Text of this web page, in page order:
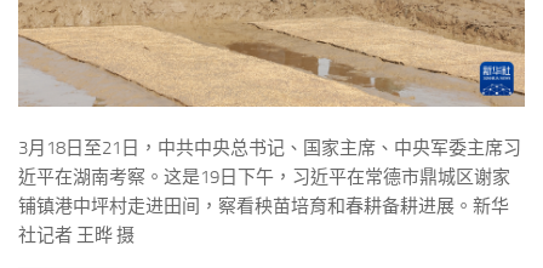
3月18日至21日，中共中央总书记、国家主席、中央军委主席习
近平在湖南考察。这是19日下午，习近平在常德市鼎城区谢家
铺镇港中坪村走进田间，察看秧苗培育和春耕备耕进展。新华
社记者 王晔 摄